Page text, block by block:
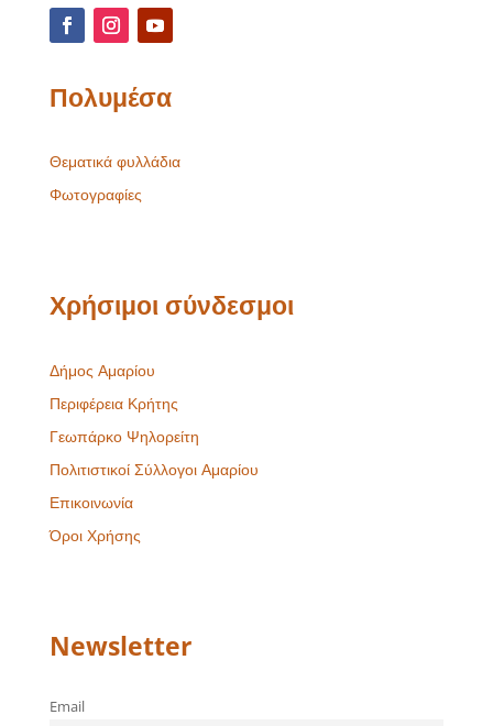
Πολυμέσα
Θεματικά φυλλάδια
Φωτογραφίες
Χρήσιμοι σύνδεσμοι
Δήμος Αμαρίου
Περιφέρεια Κρήτης
Γεωπάρκο Ψηλορείτη
Πολιτιστικοί Σύλλογοι Αμαρίου
Επικοινωνία
Όροι Χρήσης
Newsletter
Email